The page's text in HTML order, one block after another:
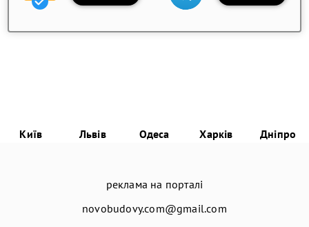
Київ Львів Одеса Харків Дніпро
реклама на порталі
novobudovy.com@gmail.com